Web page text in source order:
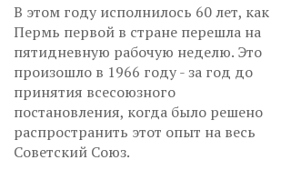
В этом году исполнилось 60 лет, как
Пермь первой в стране перешла на
пятидневную рабочую неделю. Это
произошло в 1966 году - за год до
принятия всесоюзного
постановления, когда было решено
распространить этот опыт на весь
Советский Союз.